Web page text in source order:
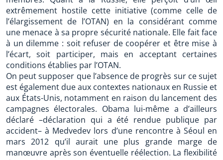
extrêmement hostile cette initiative (comme celle de
l’élargissement de l’OTAN) en la considérant comme
une menace à sa propre sécurité nationale. Elle fait face
à un dilemme : soit refuser de coopérer et être mise à
l’écart, soit participer, mais en acceptant certaines
conditions établies par l’OTAN.
On peut supposer que l’absence de progrès sur ce sujet
est également due aux contextes nationaux en Russie et
aux États-Unis, notamment en raison du lancement des
campagnes électorales. Obama lui-même a d’ailleurs
déclaré –déclaration qui a été rendue publique par
accident– à Medvedev lors d’une rencontre à Séoul en
mars 2012 qu’il aurait une plus grande marge de
manœuvre après son éventuelle réélection. La flexibilité